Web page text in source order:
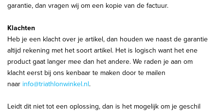
garantie, dan vragen wij om een kopie van de factuur.
Klachten
Heb je een klacht over je artikel, dan houden we naast de garantie
altijd rekening met het soort artikel. Het is logisch want het ene
product gaat langer mee dan het andere. We raden je aan om
klacht eerst bij ons kenbaar te maken door te mailen
naar info@triathlonwinkel.nl.
Leidt dit niet tot een oplossing, dan is het mogelijk om je geschil